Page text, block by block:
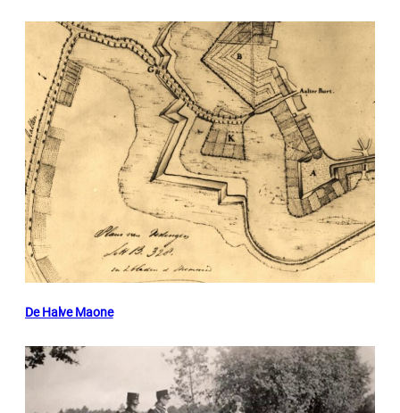
De Halve Maone